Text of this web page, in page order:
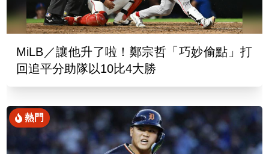
MiLB／讓他升了啦！鄭宗哲「巧妙偷點」打
回追平分助隊以10比4大勝
熱門